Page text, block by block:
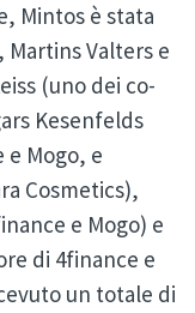
Mintos è stata
Martins Valters e
(uno dei co-
Kesenfelds
Mogo, e
Cosmetics),
e Mogo) e
di 4finance e
un totale di